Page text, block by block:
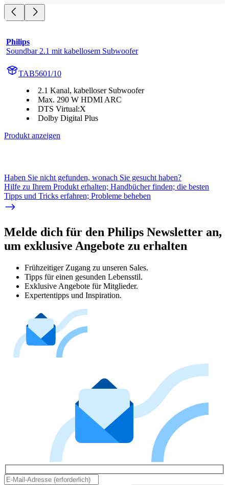
Philips
Soundbar 2.1 mit kabellosem Subwoofer
TAB5601/10
2.1 Kanal, kabelloser Subwoofer
Max. 290 W HDMI ARC
DTS Virtual:X
Dolby Digital Plus
Produkt anzeigen
Haben Sie nicht gefunden, wonach Sie gesucht haben?
Hilfe zu Ihrem Produkt erhalten; Handbücher finden; die besten
Tipps und Tricks erfahren; Probleme beheben
Melde dich für den Philips Newsletter an,
um exklusive Angebote zu erhalten
Frühzeitiger Zugang zu unseren Sales.
Tipps für einen gesunden Lebensstil.
Exklusive Angebote für Mitglieder.
Expertentipps und Inspiration.